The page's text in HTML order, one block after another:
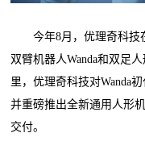
今年8月，优理奇科技
双臂机器人Wanda和双足
里，优理奇科技对Wanda
并重磅推出全新通用人形
交付。